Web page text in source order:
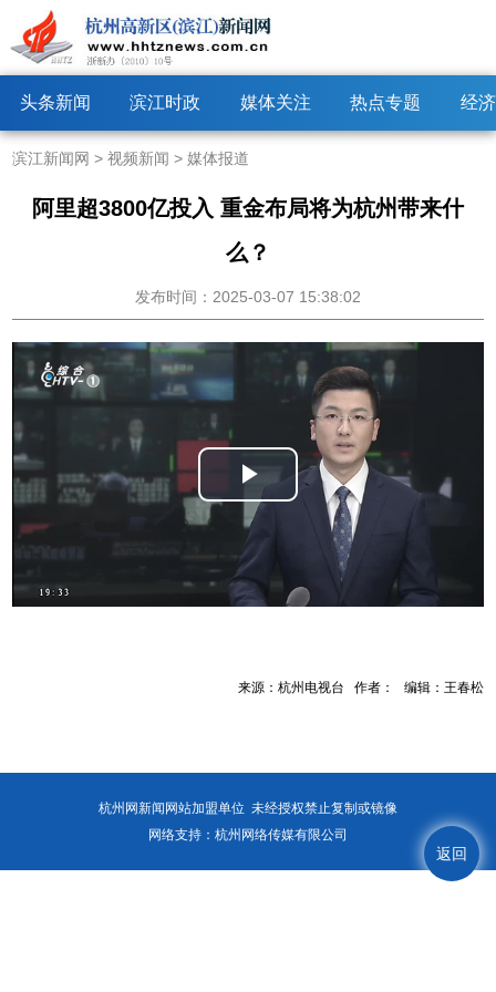
头条新闻 滨江时政 媒体关注 热点专题 经
返回
滨江新闻网 >视频新闻 >媒体报道
阿里超3800亿投入 重金布局将为杭州带来什
么？
发布时间：2025-03-07 15:38:02
Play
Video
来源：杭州电视台 作者： 编辑：王春松
杭州网新闻网站加盟单位 未经授权禁止复制或镜像
网络支持：杭州网络传媒有限公司